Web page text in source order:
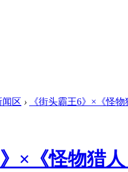
闻区 ›
《街头霸王6》×《怪
》×《怪物猎